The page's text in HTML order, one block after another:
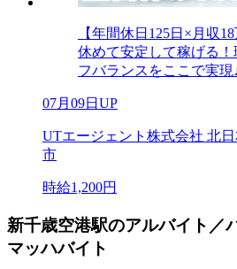
【年間休日125日×月収
休めて安定して稼げる！
フバランスをここで実現
07月09日UP
UTエージェント株式会社 北
市
時給1,200円
新千歳空港駅のアルバイト／
マッハバイト